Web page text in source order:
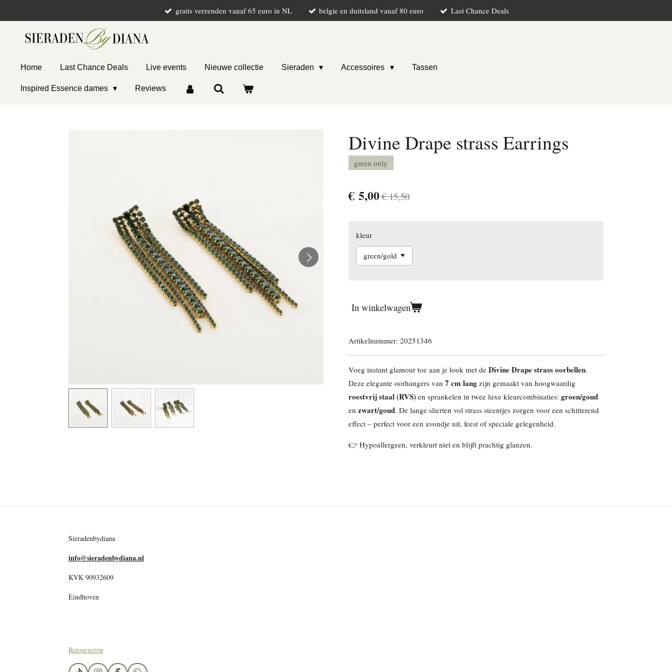
hoofdinhoud
gratis verzenden vanaf 65 euro in NL belgie en duitsland vanaf 80 euro Last Chance Deals
Home Last Chance Deals Live events Nieuwe collectie Sieraden Accessoires Tassen
Inspired Essence dames Reviews
Divine Drape strass Earrings
green only
€ 5,00€ 15,50
kleur
In winkelwagen
Artikelnummer: 20251346
Voeg instant glamour toe aan je look met de Divine Drape strass oorbellen.
Deze elegante oorhangers van 7 cm lang zijn gemaakt van hoogwaardig
roestvrij staal (RVS) en sprankelen in twee luxe kleurcombinaties: groen/goud
en zwart/goud. De lange slierten vol strass steentjes zorgen voor een schitterend
effect – perfect voor een avondje uit, feest of speciale gelegenheid.
👉 Hypoallergeen, verkleurt niet en blijft prachtig glanzen.
Sieradenbydiana
info@sieradenbydiana.nl
KVK 90932609
Eindhoven
Retourneren